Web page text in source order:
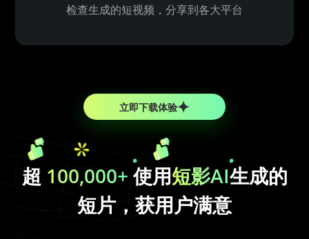
检查生成的短视频，分享到各大平台
立即下载体验
超 100,000+使用短影AI生成的
短片，获用户满意